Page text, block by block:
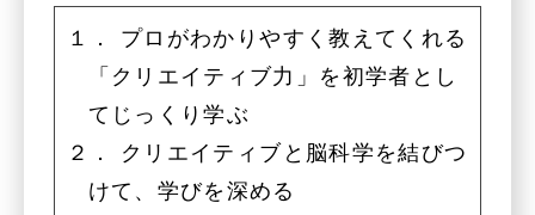
１． プロがわかりやすく教えてくれる
「クリエイティブ力」を初学者とし
てじっくり学ぶ
２． クリエイティブと脳科学を結びつ
けて、学びを深める